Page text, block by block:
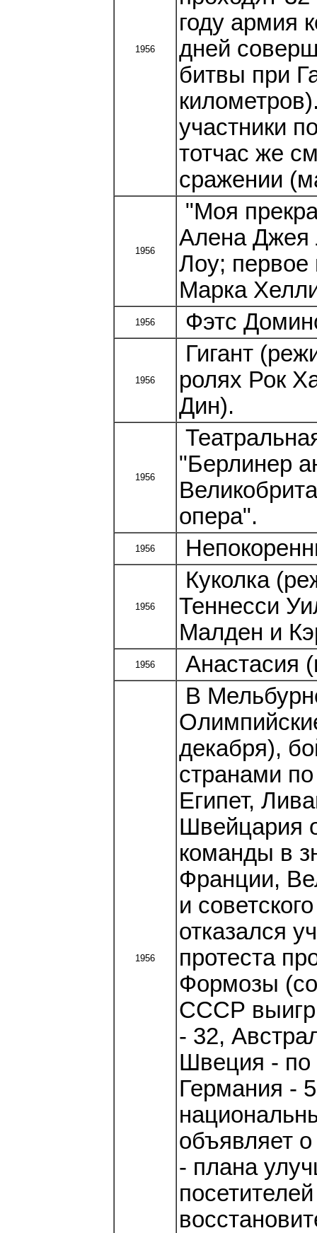
1956
году армия
дней
битвы при
участники
тотчас же
сражении
1956
"Моя
Алена Джея
Лоу; первое
Марка
1956 Фэтс
1956
Гигант
ролях Рок
Дин).
1956
"Берлинер
опера".
1956
1956
Куколка
Теннесси
Малден и
1956 Анастасия
1956
В
декабря),
странами
Египет,
Швейцария
команды в
Франции,
и
отказался
протеста
Формозы
СССР
- 32,
Швеция - по
Германия -
объявляет
- плана